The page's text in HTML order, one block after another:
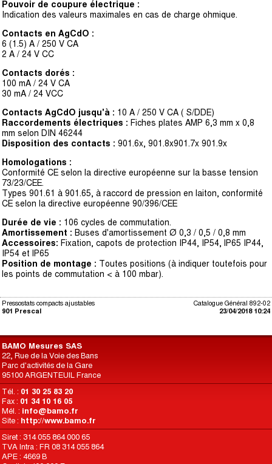
Pouvoir de coupure électrique :
Indication des valeurs maximales en cas de charge ohmique.
Contacts en AgCdO :
6 (1.5) A / 250 V CA
2 A / 24 V CC
Contacts dorés :
100 mA / 24 V CA
30 mA / 24 VCC
Contacts AgCdO jusqu'à : 10 A / 250 V CA ( S/DDE)
Raccordements électriques : Fiches plates AMP 6,3 mm x 0,8
mm selon DIN 46244
Disposition des contacts : 901.6x, 901.8x901.7x 901.9x
Homologations :
Conformité CE selon la directive européenne sur la basse tension
73/23/CEE.
Types 901.61 à 901.65, à raccord de pression en laiton, conformité
CE selon la directive européenne 90/396/CEE
Durée de vie : 106 cycles de commutation.
Amortissement : Buses d'amortissement Ø 0,3 / 0,5 / 0,8 mm
Accessoires: Fixation, capots de protection IP44, IP54, lP65 IP44,
IP54 et lP65
Position de montage : Toutes positions (à indiquer toutefois pour
les points de commutation < à 100 mbar).
Catalogue Général 892-02
23/04/2018 10:24
Pressostats compacts ajustables
901 Prescal
BAMO Mesures SAS
22, Rue de la Voie des Bans
Parc d'activités de la Gare
95100 ARGENTEUIL France
Tél. : 01 30 25 83 20
Fax : 01 34 10 16 05
Mél. : info@bamo.fr
Site : http://www.bamo.fr
Siret : 314 055 864 000 65
TVA Intra : FR 08 314 055 864
APE : 4669 B